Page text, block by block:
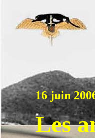
16 juin
Les